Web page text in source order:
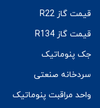
قیمت گاز R22
قیمت گاز R134
جک پنوماتیک
سردخانه صنعتی
واحد مراقبت پنوماتیک